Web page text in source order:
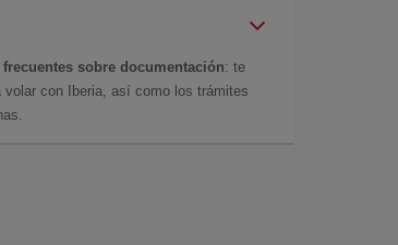
sobre documentación: te
con Iberia, así como los trámites